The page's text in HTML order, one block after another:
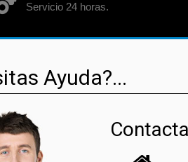
Servicio 24 horas.
Ayuda?...